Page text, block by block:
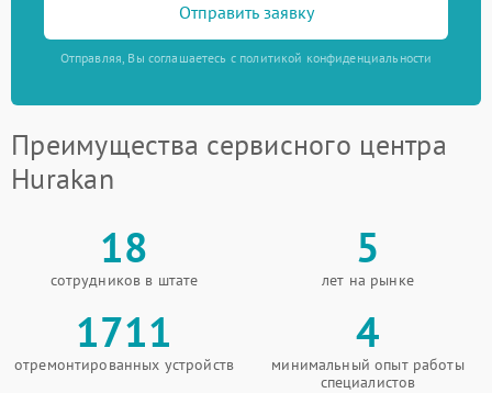
Отправить заявку
Отправляя, Вы соглашаетесь с политикой конфиденциальности
Преимущества сервисного центра
Hurakan
18
сотрудников в штате
5
лет на рынке
1711
отремонтированных устройств
4
минимальный опыт работы
специалистов